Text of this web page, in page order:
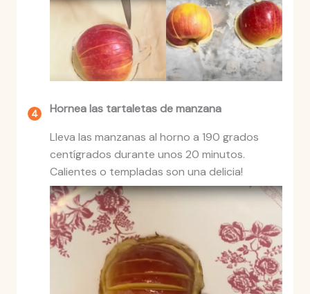
Hornea las tartaletas de manzana
Lleva las manzanas al horno a 190 grados
centígrados durante unos 20 minutos.
Calientes o templadas son una delicia!